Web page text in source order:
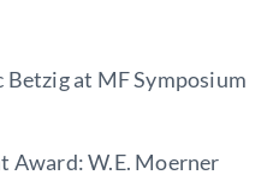
Betzig at MF Symposium
Award: W.E. Moerner